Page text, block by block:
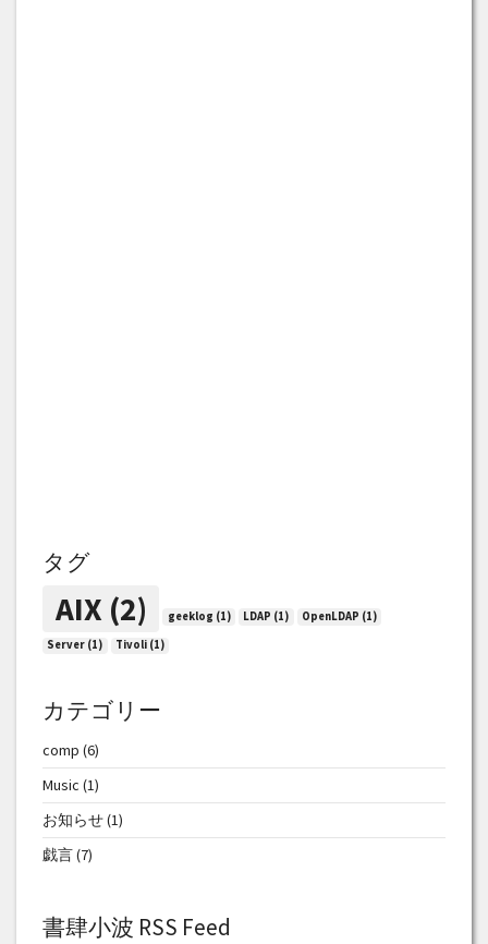
タグ
AIX (2) geeklog (1) LDAP (1) OpenLDAP (1)
Server (1) Tivoli(1)
カテゴリー
comp (6)
Music (1)
お知らせ(1)
戯言(7)
書肆小波 RSS Feed